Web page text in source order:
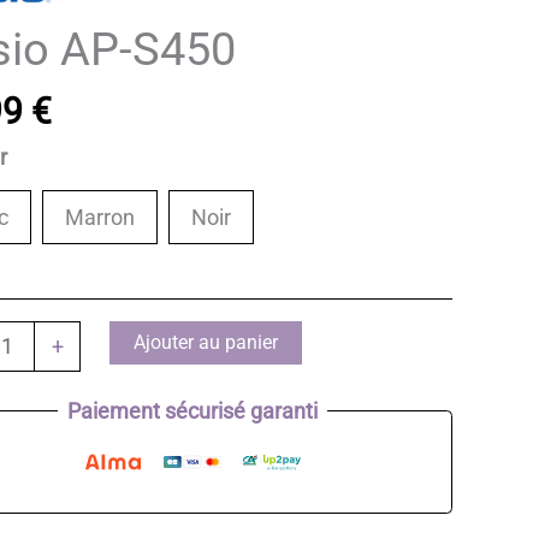
AP-S450
€
Marron Noir
+ Ajouter au panier
Paiement sécurisé garanti